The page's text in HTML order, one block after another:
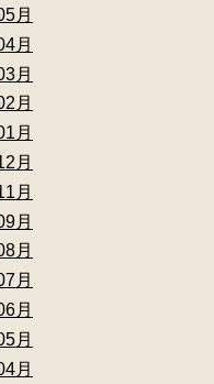
月
月
月
月
月
月
月
月
月
月
月
月
月